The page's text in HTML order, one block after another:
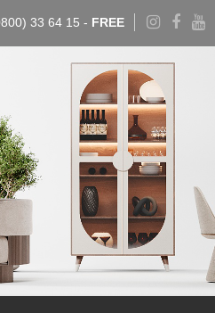
33 64 15 - FREE